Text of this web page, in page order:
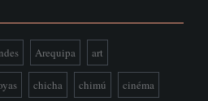
Arequipa art
chicha chimú cinéma